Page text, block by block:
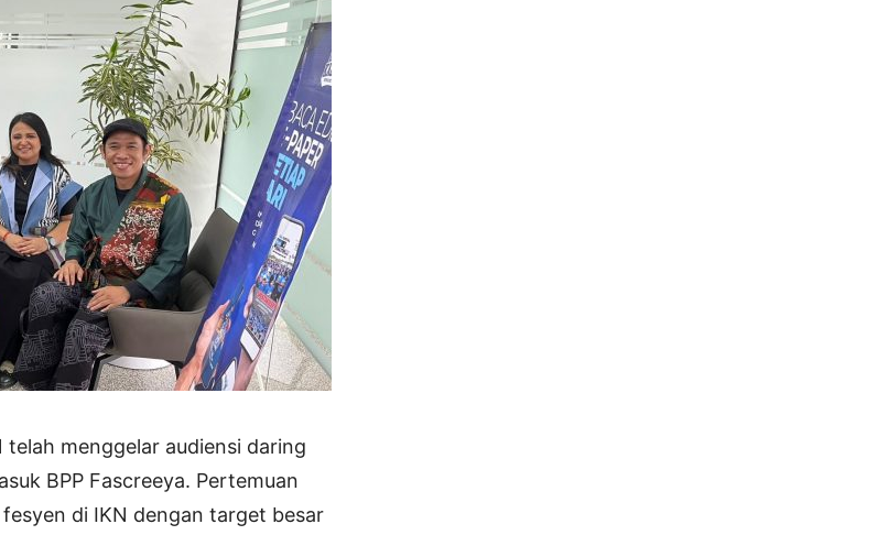
menggelar audiensi daring
BPP Fascreeya. Pertemuan
di IKN dengan target besar